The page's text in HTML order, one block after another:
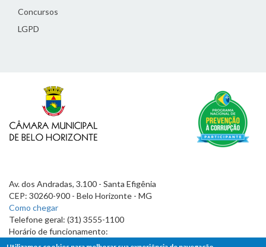
Concursos
LGPD
Av. dos Andradas, 3.100 - Santa Efigênia
CEP: 30260-900 - Belo Horizonte - MG
Como chegar
Telefone geral: (31) 3555-1100
Horário de funcionamento:
7h às 19h